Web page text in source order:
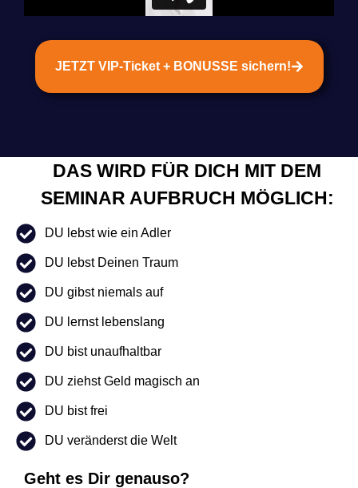
JETZT VIP-Ticket + BONUSSE sichern!
DAS WIRD FÜR DICH MIT DEM
SEMINAR AUFBRUCH MÖGLICH:
DU lebst wie ein Adler
DU lebst Deinen Traum
DU gibst niemals auf
DU lernst lebenslang
DU bist unaufhaltbar
DU ziehst Geld magisch an
DU bist frei
DU veränderst die Welt
Geht es Dir genauso?